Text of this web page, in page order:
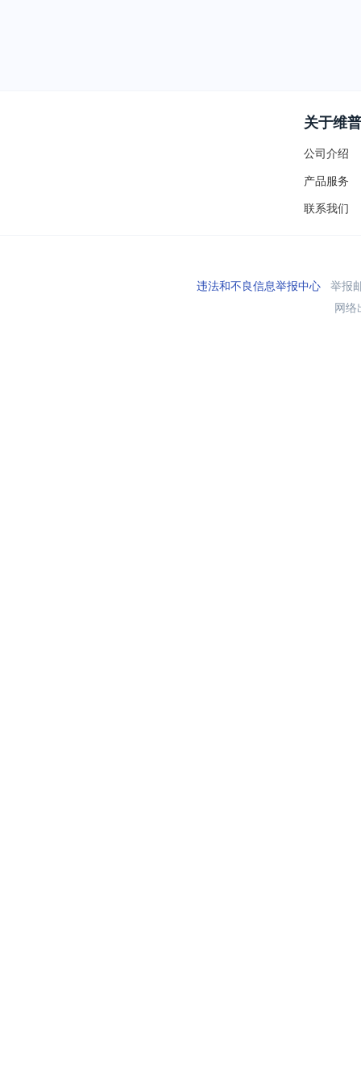
关于维普
公司介绍
产品服务
联系我们
违法和不良信息举报中心举报
网